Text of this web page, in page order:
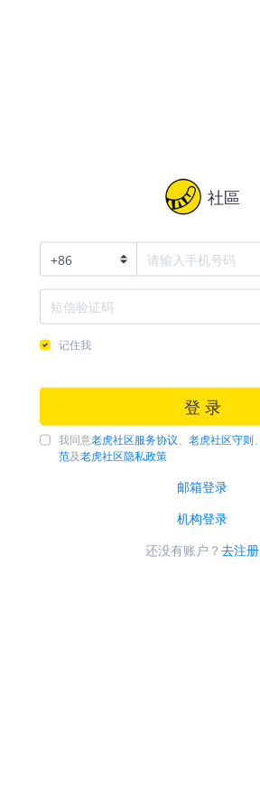
社區
+86
记住我
登 录
我同意老虎社区服务协议 老虎社区守则
范及老虎社区隐私政策
邮箱登录
机构登录
还没有账户？ 去注册